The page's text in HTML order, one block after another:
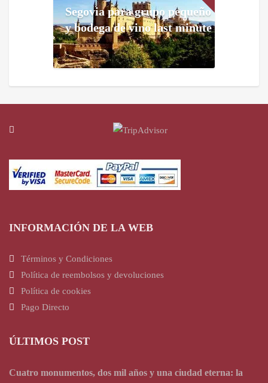
Segovia para grupo pequeño
y bodega de vino last minute
INFORMACIÓN DE LA WEB
Términos y Condiciones
Política de reembolsos y devoluciones
Política de cookies
Pago Directo
ÚLTIMOS POST
Cuatro monumentos, dos mil años y una ciudad eterna: la